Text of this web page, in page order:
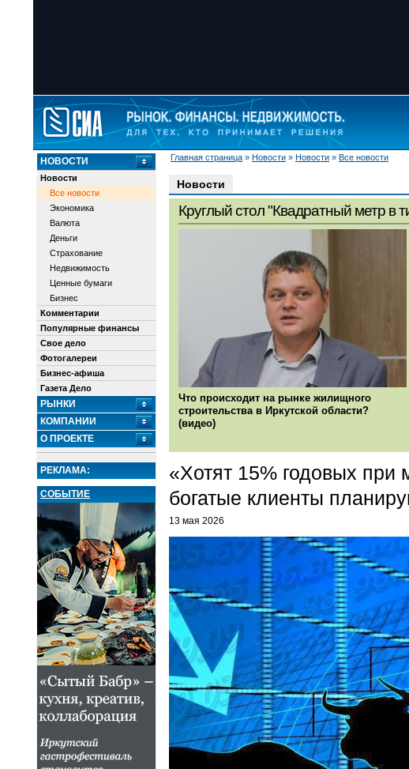
Главная страница » Новости » Новости » Все новости
НОВОСТИ
Новости
Все новости
Экономика
Валюта
Деньги
Страхование
Недвижимость
Ценные бумаги
Бизнес
Комментарии
Популярные финансы
Свое дело
Фотогалереи
Бизнес-афиша
Газета Дело
РЫНКИ
КОМПАНИИ
О ПРОЕКТЕ
РЕКЛАМА:
СОБЫТИЕ
Новости
Круглый стол "Квадратный метр в
Что происходит на рынке жилищного
строительства в Иркутской области?
(видео)
«Хотят 15% годовых
богатые клиенты
13 мая 2026